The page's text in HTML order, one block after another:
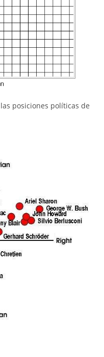
posiciones políticas de